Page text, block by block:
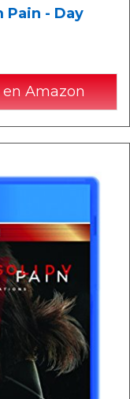
Pain - Day
Amazon